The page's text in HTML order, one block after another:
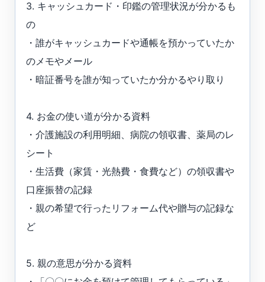
3. キャッシュカード・印鑑の管理状況が分かるも
の
・誰がキャッシュカードや通帳を預かっていたか
のメモやメール
・暗証番号を誰が知っていたか分かるやり取り
4. お金の使い道が分かる資料
・介護施設の利用明細、病院の領収書、薬局のレ
シート
・生活費（家賃・光熱費・食費など）の領収書や
口座振替の記録
・親の希望で行ったリフォーム代や贈与の記録な
ど
5. 親の意思が分かる資料